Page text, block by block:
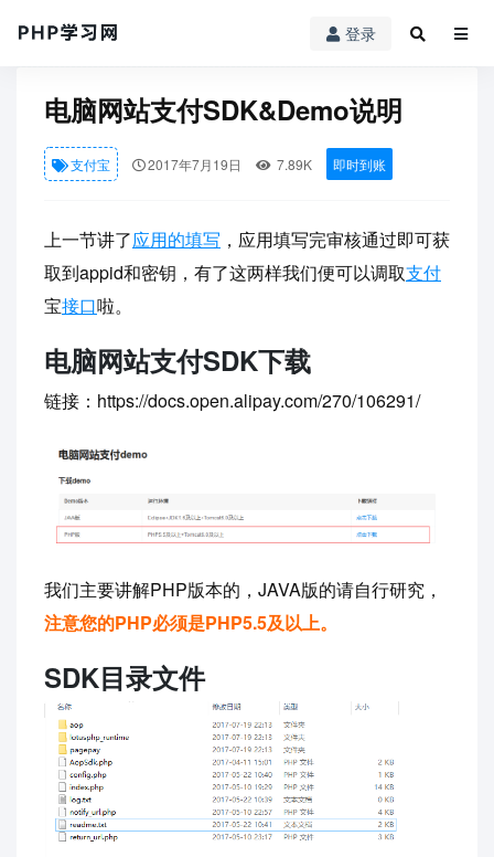
登录
PHP学习网 » 电脑网站支付SDK&Demo说明
电脑网站支付SDK&Demo说明
支付宝 2017年7月19日 7.89K 即时到账
上一节讲了应用的填写 ，应用填写完审核通过即可获
取到appid和密钥，有了这两样我们便可以调取支付
宝接口啦。
电脑网站支付SDK下载
链接：https://docs.open.alipay.com/270/106291/
我们主要讲解PHP版本的，JAVA版的请自行研究，
注意您的PHP必须是PHP5.5及以上。
SDK目录文件